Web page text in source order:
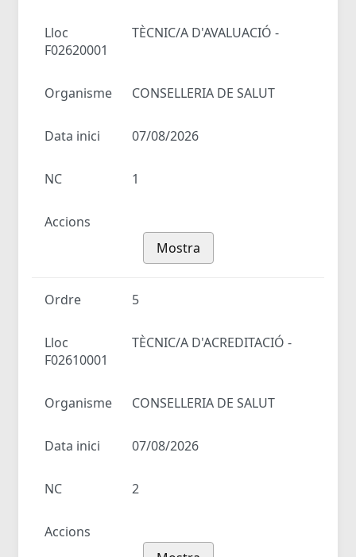
Lloc
TÈCNIC/A D'AVALUACIÓ -
F02620001
Organisme CONSELLERIA DE SALUT
Data inici 07/08/2026
NC 1
Accions
Mostra
Ordre 5
Lloc
TÈCNIC/A D'ACREDITACIÓ -
F02610001
Organisme CONSELLERIA DE SALUT
Data inici 07/08/2026
NC 2
Accions